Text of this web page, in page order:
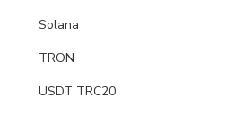
Solana
TRON
USDT TRC20